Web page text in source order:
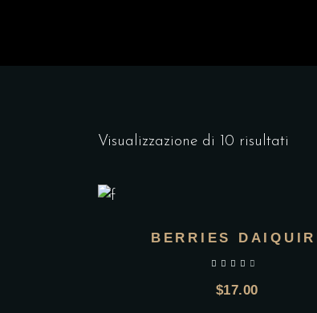
Visualizzazione di 10 risultati
BERRIES DAIQUIRI
$17.00